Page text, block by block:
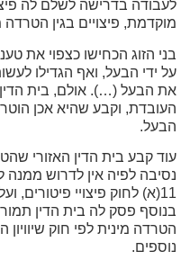
לעבודה בדרישה לשלם לה
מוקדמת, פיצויים בגין
בני הזוג הכחישו כצפוי את
על ידי הבעל, ואף הגדילו
את הבעל (…). אולם, בית
העובדת, וקבע שהיא אכן
הבעל.
עוד קבע בית הדין האזורי
נסיבה לפיה אין לדרוש
11(א) לחוק פיצויי פיטורים,
בנוסף פסק לה בית הדין
הטרדה מינית לפי חוק
נוספים.